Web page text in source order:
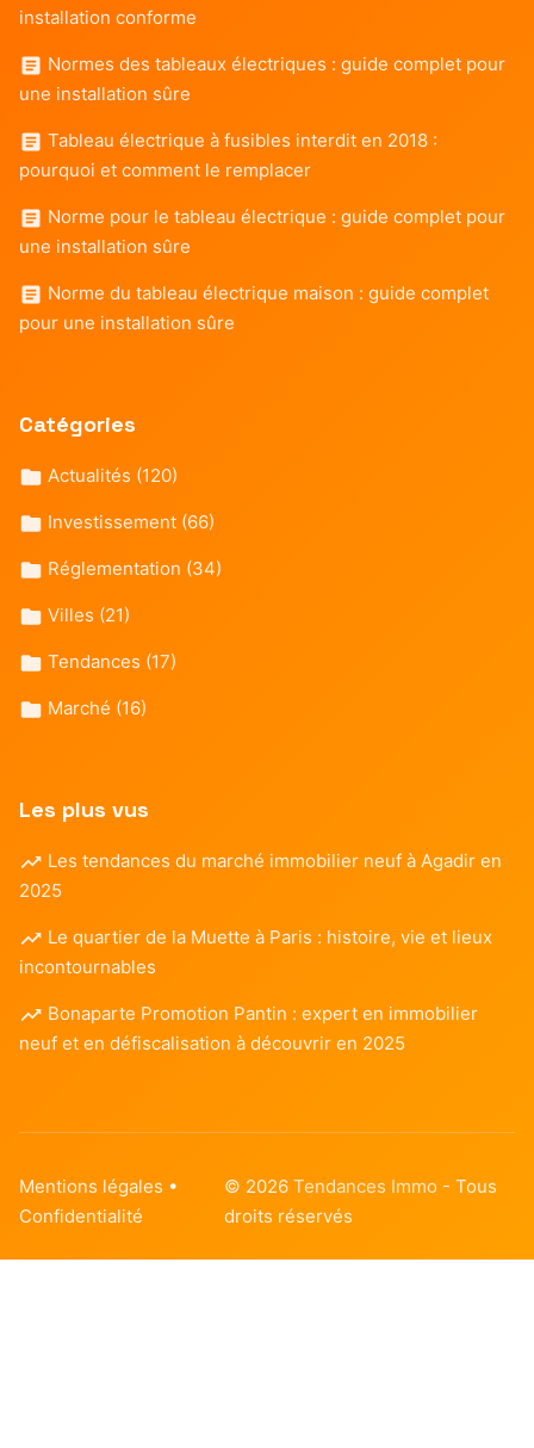
installation conforme
Normes des tableaux électriques : guide complet pour
une installation sûre
Tableau électrique à fusibles interdit en 2018 :
pourquoi et comment le remplacer
Norme pour le tableau électrique : guide complet pour
une installation sûre
Norme du tableau électrique maison : guide complet
pour une installation sûre
Catégories
Actualités (120)
Investissement (66)
Réglementation (34)
Villes (21)
Tendances (17)
Marché (16)
Les plus vus
Les tendances du marché immobilier neuf à Agadir en
2025
Le quartier de la Muette à Paris : histoire, vie et lieux
incontournables
Bonaparte Promotion Pantin : expert en immobilier
neuf et en défiscalisation à découvrir en 2025
Mentions légales •
Confidentialité
© 2026Tendances Immo - Tous
droits réservés